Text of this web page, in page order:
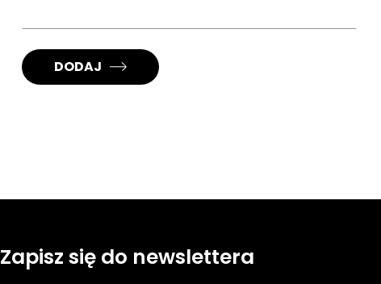
DODAJ
Zapisz się do newslettera